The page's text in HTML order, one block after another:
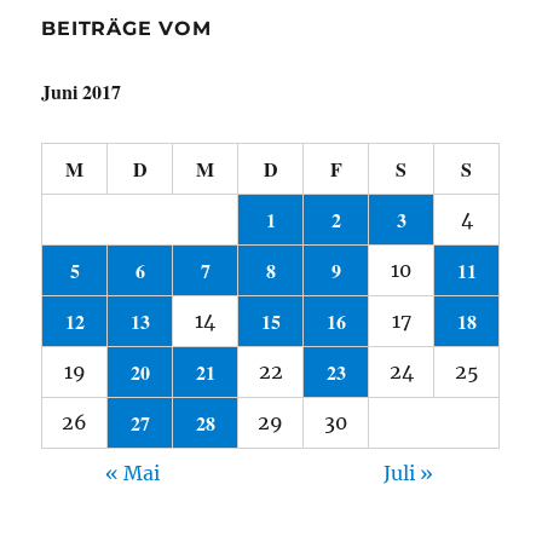
BEITRÄGE VOM
Juni 2017
M D M D F S
S
1
2 3 4
5 6 7 8 9 10
11
12
13 14 15 16 17 18
19 20 21 22 23 24 25
26 27 28 29 30
« Mai Juli »